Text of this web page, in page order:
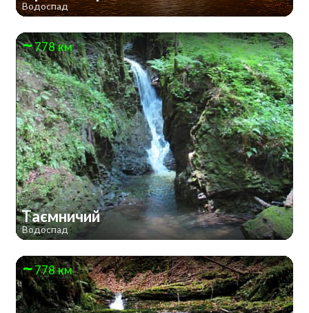
Водоспад
778 км
Таємничий
Водоспад
778 км